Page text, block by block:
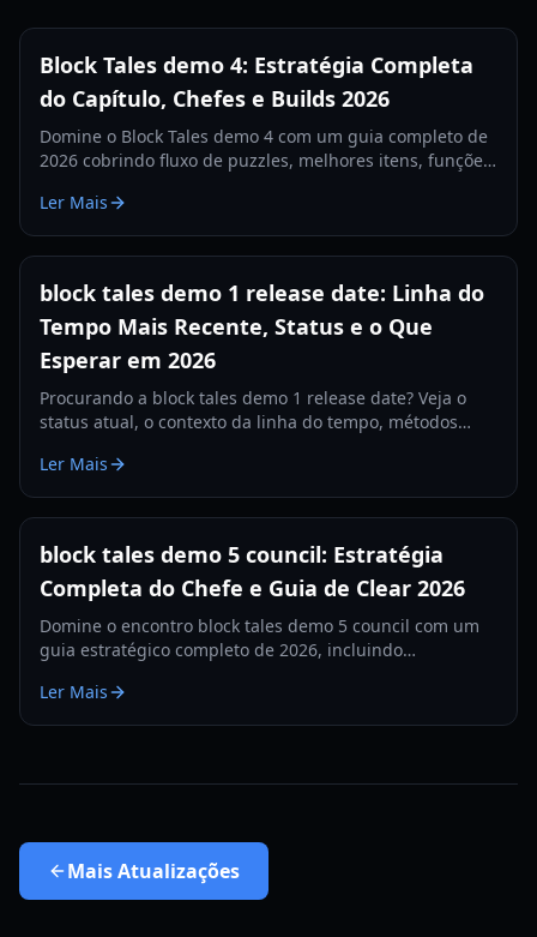
Block Tales demo 4: Estratégia Completa
do Capítulo, Chefes e Builds 2026
Domine o Block Tales demo 4 com um guia completo de
2026 cobrindo fluxo de puzzles, melhores itens, funções
clears mais consistentes.
Ler Mais
block tales demo 1 release date: Linha do
Tempo Mais Recente, Status e o Que
Esperar em 2026
Procurando a block tales demo 1 release date? Veja o
status atual, o contexto da linha do tempo, métodos
atualização para observar em 2026.
Ler Mais
block tales demo 5 council: Estratégia
Completa do Chefe e Guia de Clear 2026
Domine o encontro block tales demo 5 council com um
guia estratégico completo de 2026, incluindo
correções de erros para clears mais rápidos.
Ler Mais
MaisAtualizações